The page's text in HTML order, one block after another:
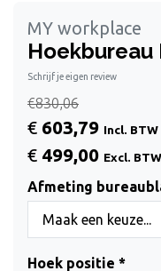
MY workplace
Hoekbureau
Schrijf je eigen review
€830,06
€ 603,79 Incl. BTW
€ 499,00 Excl. BTW
Afmeting
Maak een keuze...
Hoek positie *